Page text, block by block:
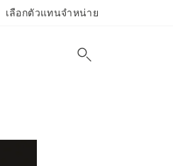
เลือกตัวแทนจำหน่าย